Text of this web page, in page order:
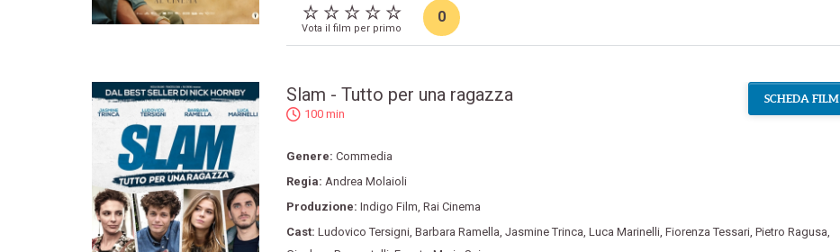
Vota il film per primo
0
Slam - Tutto per una ragazza
100 min
Genere: Commedia
Regia: Andrea Molaioli
Produzione: Indigo Film, Rai Cinema
Cast: Ludovico Tersigni, Barbara Ramella, Jasmine Trinca, Luca Marinelli, Fiorenza Tessari, Pietro Ragusa,
SCHEDA FILM